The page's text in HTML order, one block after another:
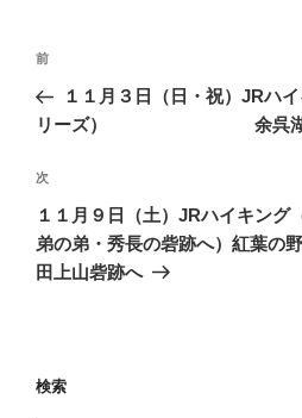
投
ナ
ゲ
ー
シ
ョ
過
去
の
稿
前
１１月３日（日・祝）JRハ
リーズ） 余呉湖の尾
次
の
投
稿
次
１１月９日（土）JRハイキング
弟の弟・秀長の砦跡へ）紅葉の
田上山砦跡へ
検索